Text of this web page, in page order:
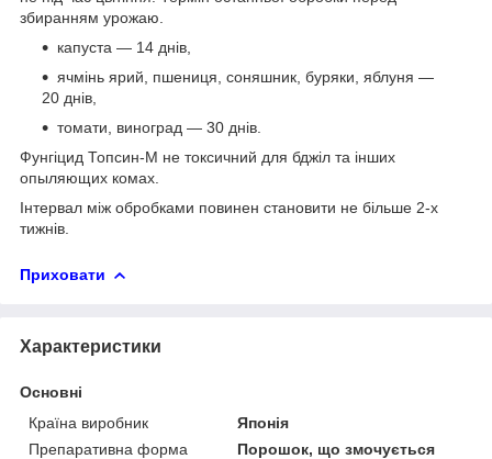
збиранням урожаю.
капуста — 14 днів,
ячмінь ярий, пшениця, соняшник, буряки, яблуня —
20 днів,
томати, виноград — 30 днів.
Фунгіцид Топсин-М не токсичний для бджіл та інших
опыляющих комах.
Інтервал між обробками повинен становити не більше 2-х
тижнів.
Приховати
Характеристики
Основні
Країна виробник
Японія
Препаративна форма
Порошок, що змочується